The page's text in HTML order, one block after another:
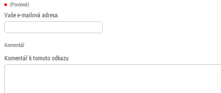
(Povinné)
Vaše e-mailová adresa.
Komentář
Komentář k tomuto odkazu